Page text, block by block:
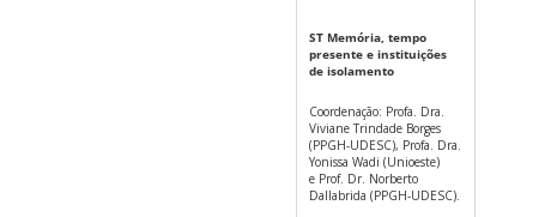
ST Memória, tempo
presente e instituições
de isolamento
Coordenação: Profa. Dra.
Viviane Trindade Borges
(PPGH-UDESC), Profa. Dra.
Yonissa Wadi (Unioeste)
e Prof. Dr. Norberto
Dallabrida (PPGH-UDESC).